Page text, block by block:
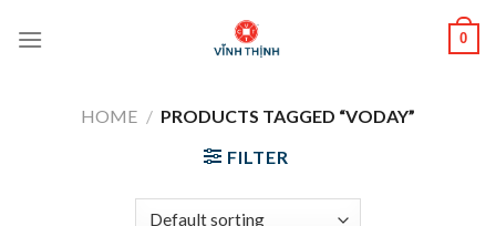
0
HOME / PRODUCTS TAGGED “VODAY”
FILTER